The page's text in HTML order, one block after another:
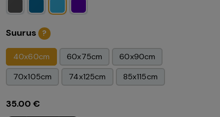
Suurus ?
40x60cm 60x75cm
60x90cm
70x105cm
74x125cm 85x115cm
35.00 €